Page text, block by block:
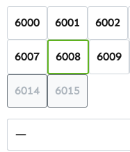
6000 6001 6002
6007 6008 6009
6014 6015
Produkt